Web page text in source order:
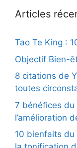
Articles
Tao Te King :
Objectif Bien-
8 citations de
toutes
7 bénéfices du
l’amélioration
10 bienfaits